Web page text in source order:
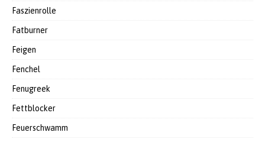
Faszienrolle
Fatburner
Feigen
Fenchel
Fenugreek
Fettblocker
Feuerschwamm